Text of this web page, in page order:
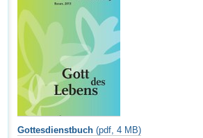
Gottesdienstbuch(pdf, 4 MB)